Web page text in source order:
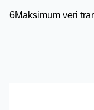
6Maksimum veri